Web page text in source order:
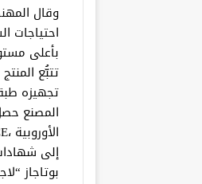
وقال
احتياجات
بأعلى
تتبُّع
تجهيزه
إلى
بوتاجاز “لاجيرمانيا”